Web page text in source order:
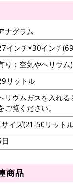
ナグラム
インチ×30インチ
り：空気やヘリウム
リットル
リウムガスを入れ
ご覧ください。
サイズ(21-50リット
日
商品